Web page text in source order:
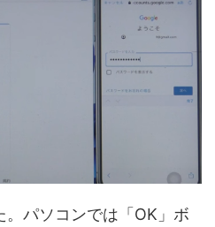
。パソコンでは「OK」ボ